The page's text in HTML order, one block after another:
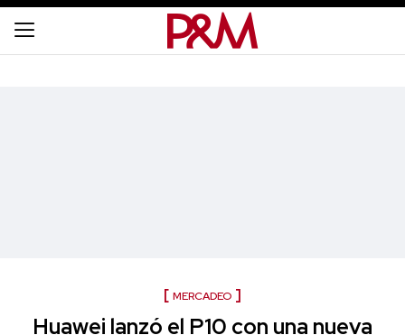
MERCADEO
Huawei lanzó el P10 con una nueva